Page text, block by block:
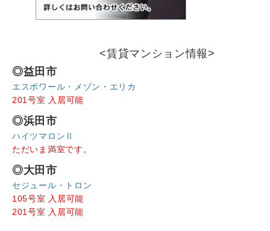
<賃貸マンション情報>
◎益田市
エスポワール・メゾン・エリカ
201号室 入居可能
◎浜田市
ハイツマロンⅡ
ただいま満室です。
◎大田市
セジュール・トロン
105号室 入居可能
201号室 入居可能